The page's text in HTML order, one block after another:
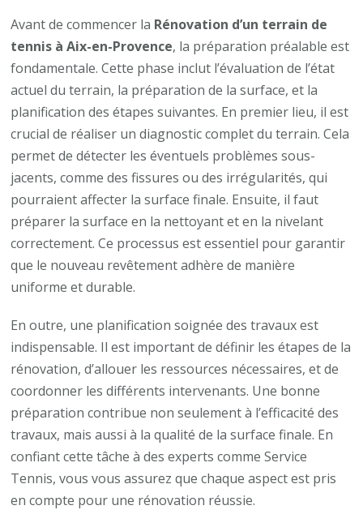
?
Avant de commencer la Rénovation d’un terrain de
tennis à Aix-en-Provence, la préparation préalable est
fondamentale. Cette phase inclut l’évaluation de l’état
actuel du terrain, la préparation de la surface, et la
planification des étapes suivantes. En premier lieu, il est
crucial de réaliser un diagnostic complet du terrain. Cela
permet de détecter les éventuels problèmes sous-
jacents, comme des fissures ou des irrégularités, qui
pourraient affecter la surface finale. Ensuite, il faut
préparer la surface en la nettoyant et en la nivelant
correctement. Ce processus est essentiel pour garantir
que le nouveau revêtement adhère de manière
uniforme et durable.
En outre, une planification soignée des travaux est
indispensable. Il est important de définir les étapes de la
rénovation, d’allouer les ressources nécessaires, et de
coordonner les différents intervenants. Une bonne
préparation contribue non seulement à l’efficacité des
travaux, mais aussi à la qualité de la surface finale. En
confiant cette tâche à des experts comme Service
Tennis, vous vous assurez que chaque aspect est pris
en compte pour une rénovation réussie.